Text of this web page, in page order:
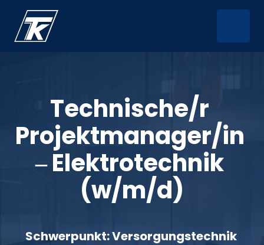
‒
(w/m/d)
Schwerpunkt: Versorgungstechnik